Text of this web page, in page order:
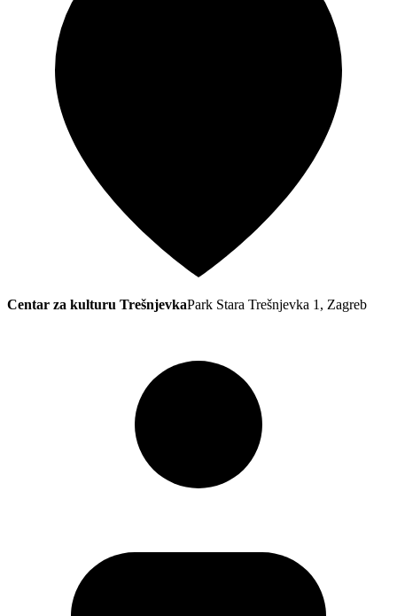
Centar za kulturu TrešnjevkaPark Stara Trešnjevka 1, Zagreb